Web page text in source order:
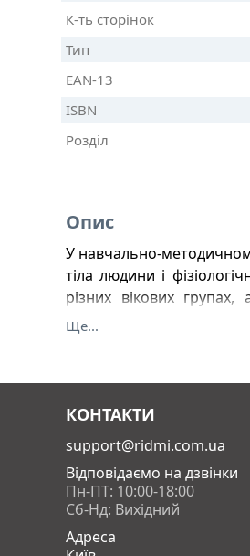
К-ть сторінок
Тип
EAN-13
ISBN
Розділ
Опис
У навчально-
тіла людини і
різних вікових
дитячого масажу.
Ще...
КОНТАКТИ
support@ridmi.com.ua
Відповідаємо на дзвінки
Пн-ПТ: 10:00-18:00
Сб-Нд: Вихідний
Адреса